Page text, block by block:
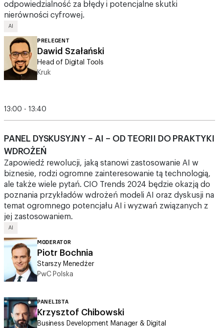
AI
PRELEGENT
Head of Digital Tools
Kruk
Zapowiedź rewolucji, jaką stanowi zastosowanie AI w
biznesie, rodzi ogromne zainteresowanie tą technologią,
ale także wiele pytań. CIO Trends 2024 będzie okazją do
poznania przykładów wdrożeń modeli AI oraz dyskusji na
temat ogromnego potencjału AI i wyzwań związanych z
jej zastosowaniem.
AI
MODERATOR
Starszy Menedżer
PwC Polska
PANELISTA
Business Development Manager & Digital
Transformation Advisory - Hybrid Cloud/AI/ML/Analytics
Hewlett Packard Enterprise